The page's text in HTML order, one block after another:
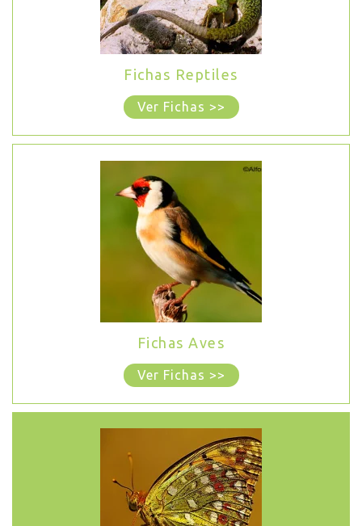
Fichas Reptiles
Ver Fichas >>
Fichas Aves
Ver Fichas >>